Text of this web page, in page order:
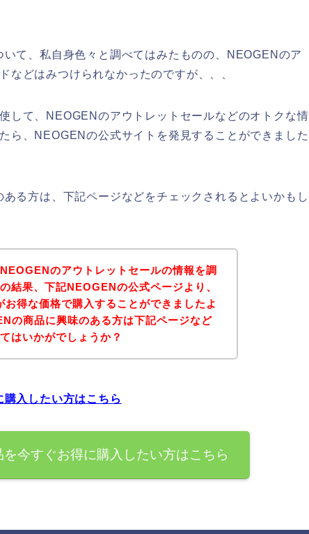
て、私自身色々と調べてはみたものの、NEOGENのア
などはみつけられなかったのですが、、、
して、NEOGENのアウトレットセールなどのオトクな情
ら、NEOGENの公式サイトを発見することができました
る方は、下記ページなどをチェックされるとよいかもし
のアウトレットセールの情報を調
結果、下記NEOGENの公式ページより、
お得な価格で購入することができましたよ
の商品に興味のある方は下記ページなど
はいかがでしょうか？
入したい方はこちら
今すぐお得に購入したい方はこちら